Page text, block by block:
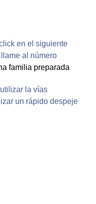
en el siguiente
al número
familia preparada
la vías
un rápido despeje